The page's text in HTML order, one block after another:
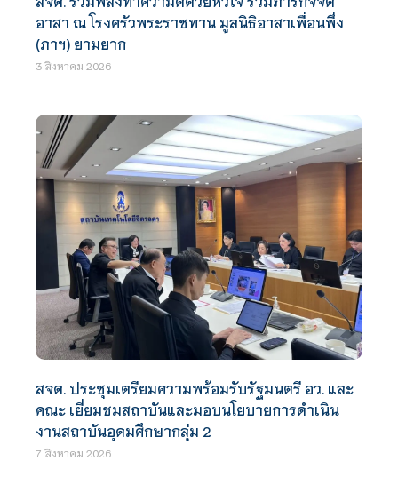
อาสา ณ โรงครัวพระราชทาน มูลนิธิอาสาเพื่อนพึ่ง
(ภาฯ) ยามยาก
3 สิงหาคม 2026
สจด. ประชุมเตรียมความพร้อมรับรัฐมนตรี อว. และ
คณะ เยี่ยมชมสถาบันและมอบนโยบายการดำเนิน
งานสถาบันอุดมศึกษากลุ่ม 2
7 สิงหาคม 2026